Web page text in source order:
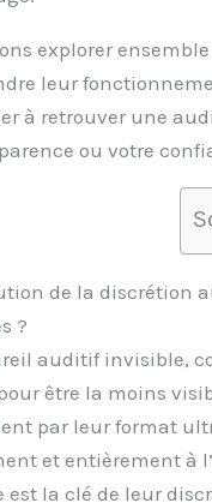
explorer
leur
à retrouver une
ou votre
de la discrétion
?
auditif invisible,
être la moins
par leur format
et entièrement à
est la clé de leur